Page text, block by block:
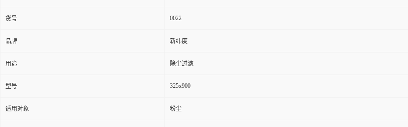
货号 0022
品牌 新纬度
用途 除尘过滤
型号 325x900
适用对象 粉尘